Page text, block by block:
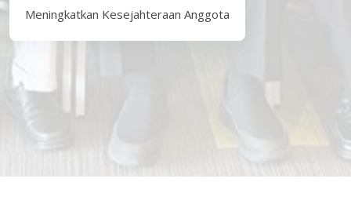
Meningkatkan Kesejahteraan Anggota